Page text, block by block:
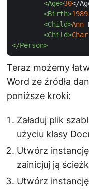
<Age>30</
<Birth>1989
<Child>Ann
<Child>
</Person>
Teraz możemy
Word ze źródła
poniższe kroki:
Załaduj plik
użyciu klasy
Utwórz
zainicjuj ją
Utwórz